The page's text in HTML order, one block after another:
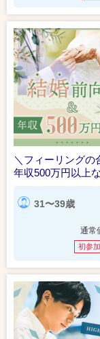
＼フィーリング
年収500万円以上
31〜39歳
通常
初参加